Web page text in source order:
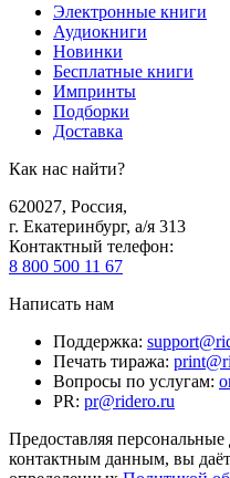
Электронные книги
Аудиокниги
Новинки
Бесплатные книги
Импринты
Подборки
Доставка
Как нас найти?
620027, Россия,
г. Екатеринбург, а/я 313
Контактный телефон:
8 800 500 11 67
Написать нам
Поддержка:
Печать тиража:
Вопросы по услугам:
PR: pr@ridero.ru
Предоставляя
контактным данным, вы